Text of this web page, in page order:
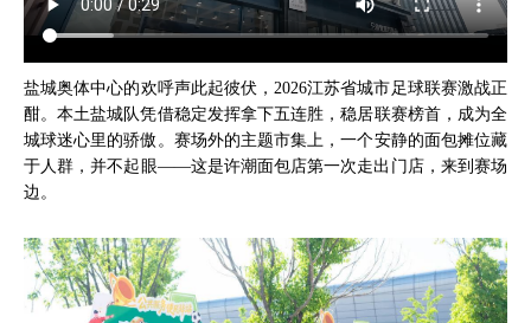
盐城奥体中心的欢呼声此起彼伏，2026江苏省城市足球联赛激战正
酣。本土盐城队凭借稳定发挥拿下五连胜，稳居联赛榜首，成为全
城球迷心里的骄傲。赛场外的主题市集上，一个安静的面包摊位藏
于人群，并不起眼——这是许潮面包店第一次走出门店，来到赛场
边。